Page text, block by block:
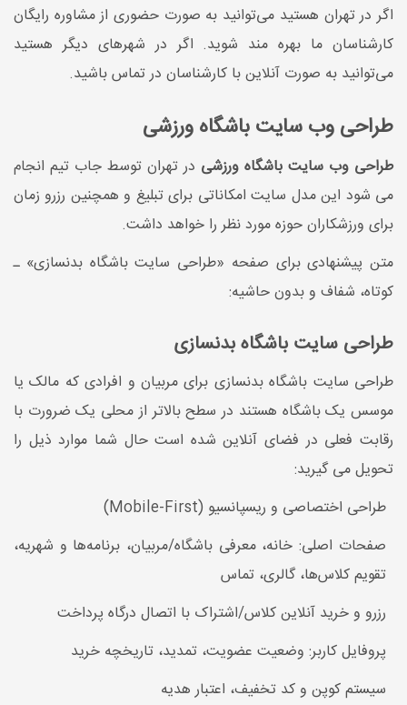
اگر در تهران هستید می‌توانید به صورت حضوری از مشاوره رایگان
کارشناسان ما بهره مند شوید. اگر در شهرهای دیگر هستید
می‌توانید به صورت آنلاین با کارشناسان در تماس باشید.
طراحی وب سایت باشگاه ورزشی
طراحی وب سایت باشگاه ورزشی در تهران توسط جاب تیم انجام
می شود این مدل سایت امکاناتی برای تبلیغ و همچنین رزرو زمان
برای ورزشکاران حوزه مورد نظر را خواهد داشت.
متن پیشنهادی برای صفحه «طراحی سایت باشگاه بدنسازی» ـ
کوتاه، شفاف و بدون حاشیه:
طراحی سایت باشگاه بدنسازی
طراحی سایت باشگاه بدنسازی برای مربیان و افرادی که مالک یا
موسس یک باشگاه هستند در سطح بالاتر از محلی یک ضرورت با
رقابت فعلی در فضای آنلاین شده است حال شما موارد ذیل را
تحویل می گیرید:
طراحی اختصاصی و ریسپانسیو (Mobile-First)
صفحات اصلی: خانه، معرفی باشگاه/مربیان، برنامه‌ها و شهریه،
تقویم کلاس‌ها، گالری، تماس
رزرو و خرید آنلاین کلاس/اشتراک با اتصال درگاه پرداخت
پروفایل کاربر: وضعیت عضویت، تمدید، تاریخچه خرید
سیستم کوپن و کد تخفیف، اعتبار هدیه